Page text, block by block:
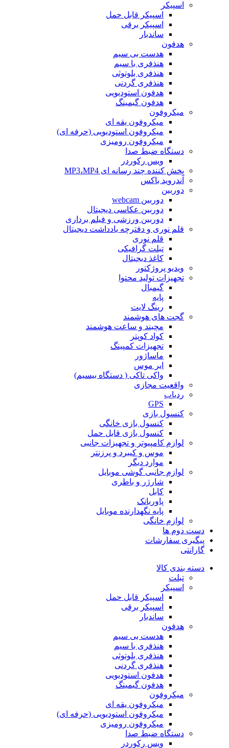
اسپیکر
اسپیکر قابل حمل
اسپیکر برقی
ساندبار
هدفون
هدست بی سیم
هنذفری با سیم
هنذفری بلوتوثی
هنذفری گردنی
هدفون استودیویی
هدفون گیمینگ
میکروفون
میکروفون یقه ای
میکروفون استودیویی (حرفه ای)
میکروفون رومیزی
دستگاه ضبط صدا
ویس رکوردر
پخش کننده چند رسانه ای MP3،MP4
آندروید باکس
دوربین
دوربین webcam
دوربین عکاسی دیجیتال
دوربین‌ ورزشی و فیلم برداری
قلم نوری و دفترچه یادداشت دیجیتال
قلم نوری
تبلت گرافیکی
کاغذ دیجیتال
ویدیو پروژکتور
تجهیزات تولید محتوا
گیمبال
پایه
رینگ لایت
گجت های هوشمند
مچبند و ساعت هوشمند
کواد کوپتر
تجهیزات کمپینگ
ماساژور
ایر موس
واکی تاکی ( دستگاه بیسیم)
واقعیت مجازی
ردیاب
GPS
کنسول بازی
کنسول بازی خانگی
کنسول بازی قابل حمل
لوازم کامپیوتر و تجهیزات جانبی
موس و کیبرد و پرزنتر
موارد دیگر
لوازم جانبی گوشی موبایل
شارژر و باطری
کابل
پاوربانک
پایه نگهدارنده موبایل
لوازم خانگی
دست دوم ها
پیگیری سفارشات
گارانتی
دسته بندی کالا
تبلت
اسپیکر
اسپیکر قابل حمل
اسپیکر برقی
ساندبار
هدفون
هدست بی سیم
هنذفری با سیم
هنذفری بلوتوثی
هنذفری گردنی
هدفون استودیویی
هدفون گیمینگ
میکروفون
میکروفون یقه ای
میکروفون استودیویی (حرفه ای)
میکروفون رومیزی
دستگاه ضبط صدا
ویس رکوردر